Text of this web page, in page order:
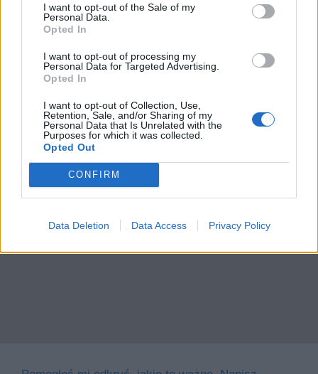
I want to opt-out of the Sale of my
Personal Data.
Opted In
I want to opt-out of processing my
Personal Data for Targeted Advertising.
Opted In
I want to opt-out of Collection, Use,
Retention, Sale, and/or Sharing of my
Personal Data that Is Unrelated with the
Purposes for which it was collected.
Opted Out
CONFIRM
Data Deletion Data Access Privacy Policy